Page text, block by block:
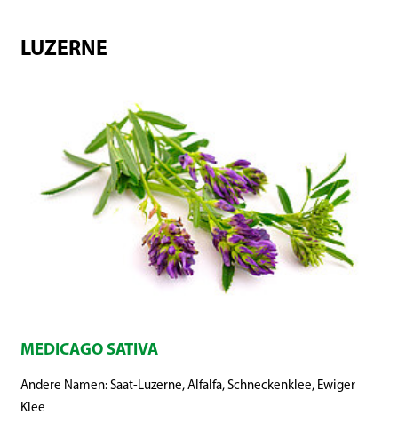
LUZERNE
MEDICAGO SATIVA
Andere Namen: Saat-Luzerne, Alfalfa, Schneckenklee, Ewiger
Klee